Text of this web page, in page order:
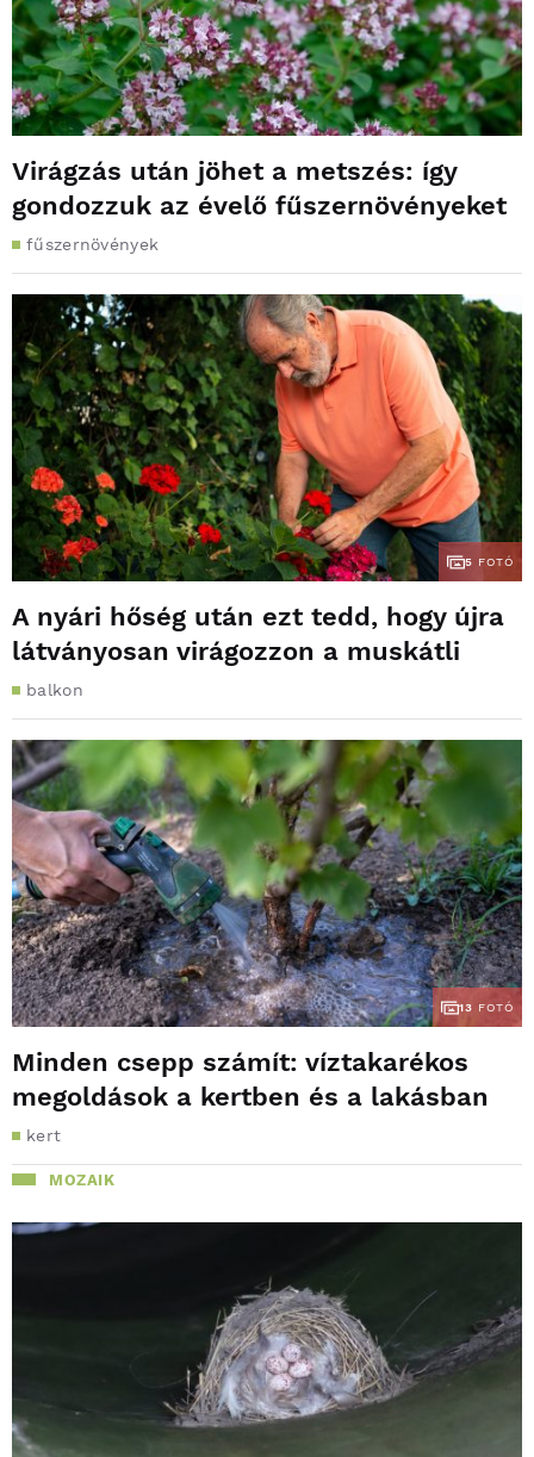
Virágzás után jöhet a metszés: így
gondozzuk az évelő fűszernövényeket
fűszernövények
5 FOTÓ
A nyári hőség után ezt tedd, hogy újra
látványosan virágozzon a muskátli
balkon
13 FOTÓ
Minden csepp számít: víztakarékos
megoldások a kertben és a lakásban
kert
MOZAIK